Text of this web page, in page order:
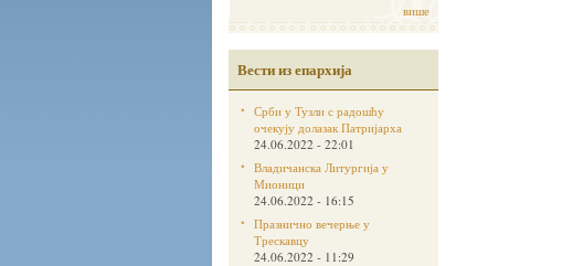
више
Вести из епархија
Срби у Тузли с радошћу
очекују долазак Патријарха
24.06.2022 - 22:01
Владичанска Литургија у
Мионици
24.06.2022 - 16:15
Празнично вечерње у
Трескавцу
24.06.2022 - 11:29